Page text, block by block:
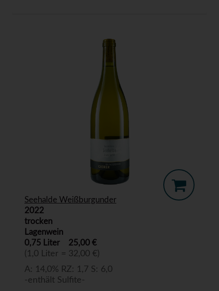
Seehalde Weißburgunder
2022
trocken
Lagenwein
0,75 Liter
25,00 €
(1,0 Liter = 32,00 €)
A: 14,0% RZ: 1,7 S: 6,0
-enthält Sulfite-